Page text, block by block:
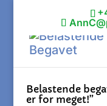
Belastende
er for meget!”